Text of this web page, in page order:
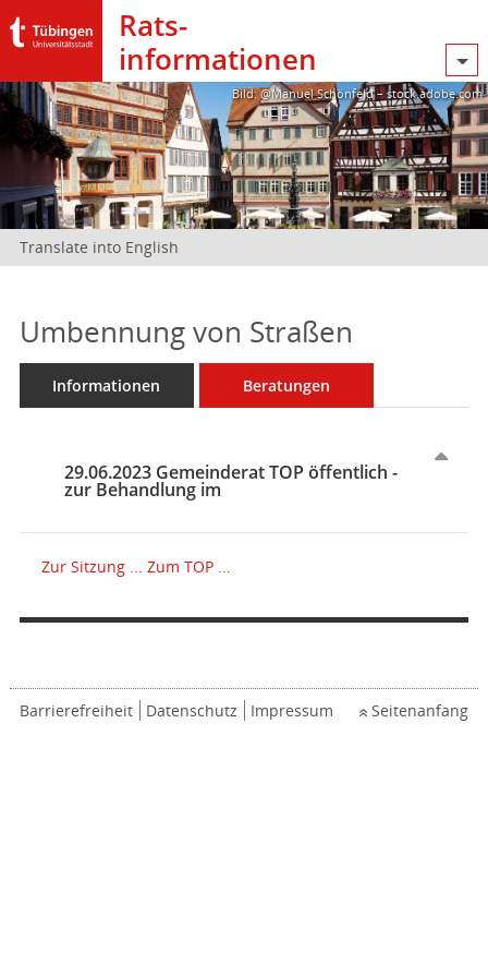
Rats­
informationen
Bild: @Manuel Schönfeld – stock.adobe.com
Translate into English
Umbennung von Straßen
Informationen Beratungen
29.06.2023 Gemeinderat TOP öffentlich -
zur Behandlung im
Zur Sitzung ... Zum TOP ...
Barrierefreiheit Datenschutz Impressum Seitenanfang